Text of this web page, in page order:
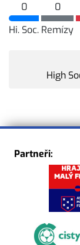
0
Hi. Soc.
0
Remízy
High
Partneři: